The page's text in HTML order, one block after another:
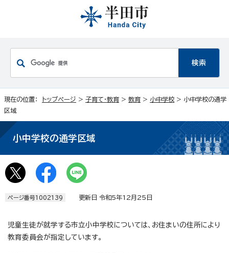
現在の位置： トップページ > 子育て・教育 > 教育 > 小中学校> 小中学校の通学
区域
小中学校の通学区域
ページ番号1002139 更新日 令和5年12月25日
児童生徒が就学する市立小中学校については、お住まいの住所により
教育委員会が指定しています。